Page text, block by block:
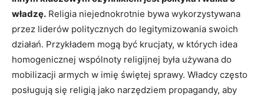
władzę. Religia niejednokrotnie bywa wykorzystywana
przez liderów politycznych do legitymizowania swoich
działań. Przykładem mogą być krucjaty, w których idea
homogenicznej wspólnoty religijnej była używana do
mobilizacji armych w imię świętej sprawy. Władcy często
posługują się religią jako narzędziem propagandy, aby